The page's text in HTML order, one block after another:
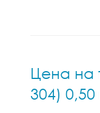
Цена на
304)